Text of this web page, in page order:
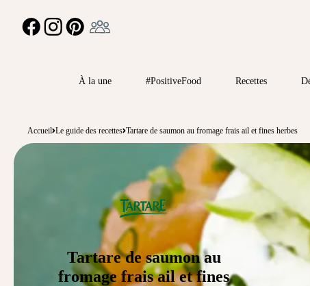
FACEBOOKINSTAGRAMPINTEREST
À la une #PositiveFood Recettes
Accueil Le guide des recettes Tartare de saumon au fromage frais ail et fines herbes
Tartare de saumon au
fromage frais ail et fines